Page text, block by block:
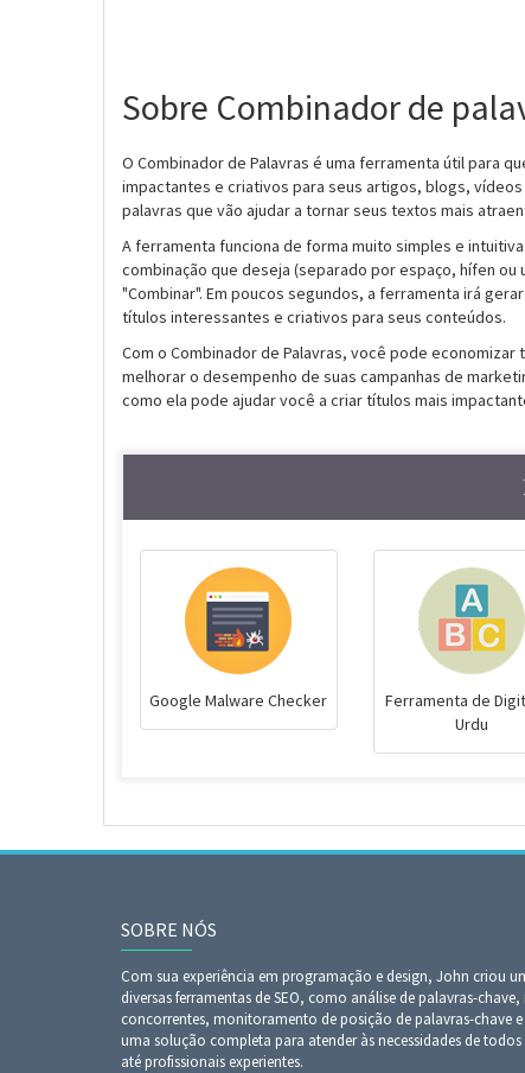
Sobre Combinador de
O Combinador de Palavras é uma ferramenta útil para
impactantes e criativos para seus artigos, blogs,
palavras que vão ajudar a tornar seus textos mais
A ferramenta funciona de forma muito simples e
combinação que deseja (separado por espaço, hífen
"Combinar". Em poucos segundos, a ferramenta irá
títulos interessantes e criativos para seus conteúdos.
Com o Combinador de Palavras, você pode
melhorar o desempenho de suas campanhas de
como ela pode ajudar você a criar títulos mais
Google Malware Checker
Ferramenta de
Urdu
SOBRE NÓS
Com sua experiência em programação e design, John criou
diversas ferramentas de SEO, como análise de palavras-
concorrentes, monitoramento de posição de palavras-chave
uma solução completa para atender às necessidades de
até profissionais experientes.